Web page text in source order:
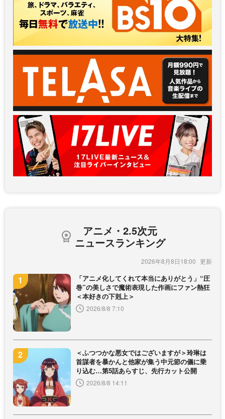
アニメ・2.5次元
ニュースランキング
2026年8月8日18:00
「アニメ化してくれて本当にありがとう」“圧
巻”の美しさで魔術表現した作画にファン熱狂
＜本好きの下剋上＞
2026/8/8 7:10
＜ふつつかな悪女ではございますが＞玲琳は
首謀者を暴かんと他家が集う中元節の儀に乗
り込む…第5話あらすじ、先行カット公開
2026/8/8 14:11